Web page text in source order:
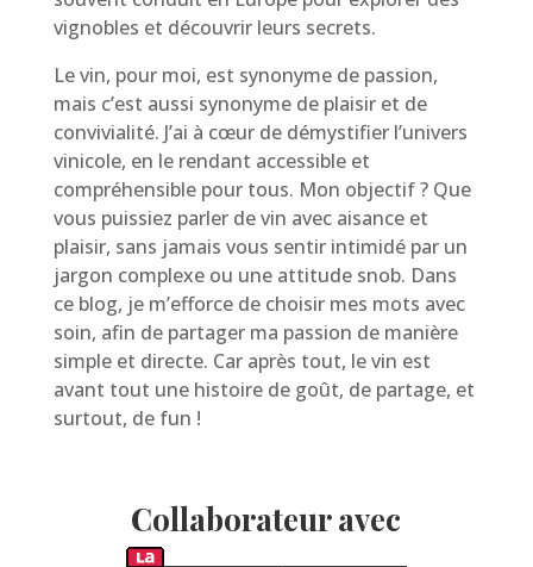
vignobles et découvrir leurs secrets.
Le vin, pour moi, est synonyme de passion,
mais c’est aussi synonyme de plaisir et de
convivialité. J’ai à cœur de démystifier l’univers
vinicole, en le rendant accessible et
compréhensible pour tous. Mon objectif ? Que
vous puissiez parler de vin avec aisance et
plaisir, sans jamais vous sentir intimidé par un
jargon complexe ou une attitude snob. Dans
ce blog, je m’efforce de choisir mes mots avec
soin, afin de partager ma passion de manière
simple et directe. Car après tout, le vin est
avant tout une histoire de goût, de partage, et
surtout, de fun !
Collaborateur avec